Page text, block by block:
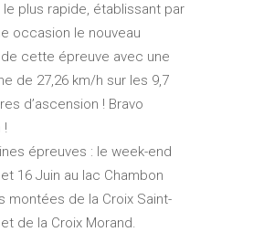
plus rapide, établissant par
occasion le nouveau
cette épreuve avec une
de 27,26 km/h sur les 9,7
d’ascension ! Bravo
!
épreuves : le week-end
16 Juin au lac Chambon
montées de la Croix Saint-
de la Croix Morand.